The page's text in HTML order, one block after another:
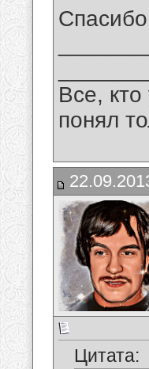
Все,
понял
Цитата: